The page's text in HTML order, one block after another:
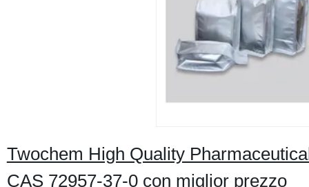
Twochem High Quality
CAS 72957-37-0 con miglior prezzo